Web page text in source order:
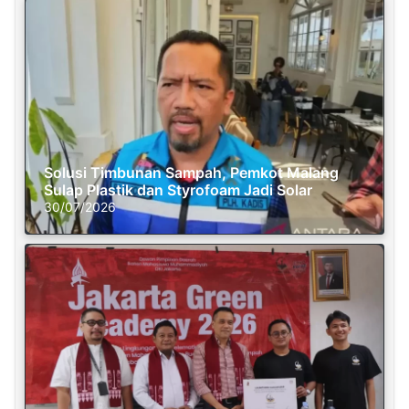
Solusi Timbunan Sampah, Pemkot Malang
Sulap Plastik dan Styrofoam Jadi Solar
30/07/2026